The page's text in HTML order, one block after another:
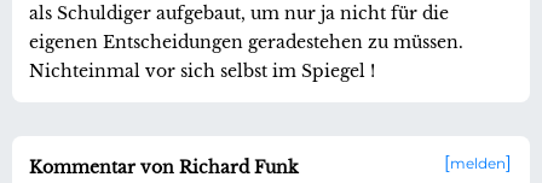
als Schuldiger aufgebaut, um nur ja nicht für die
eigenen Entscheidungen geradestehen zu müssen.
Nichteinmal vor sich selbst im Spiegel !
melden
Kommentar von Richard Funk